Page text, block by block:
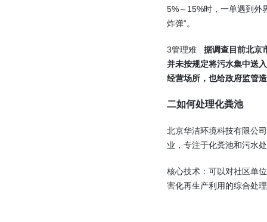
5%～15%时，一单遇到外
炸弹“。
3管理难 据调查目前北京
并未按规定将污水集中送
经营场所，也给政府监管
二如何处理化粪池
北京华洁环境科技有限公
业，专注于化粪池和污水
核心技术：可以对社区单
害化再生产利用的综合处